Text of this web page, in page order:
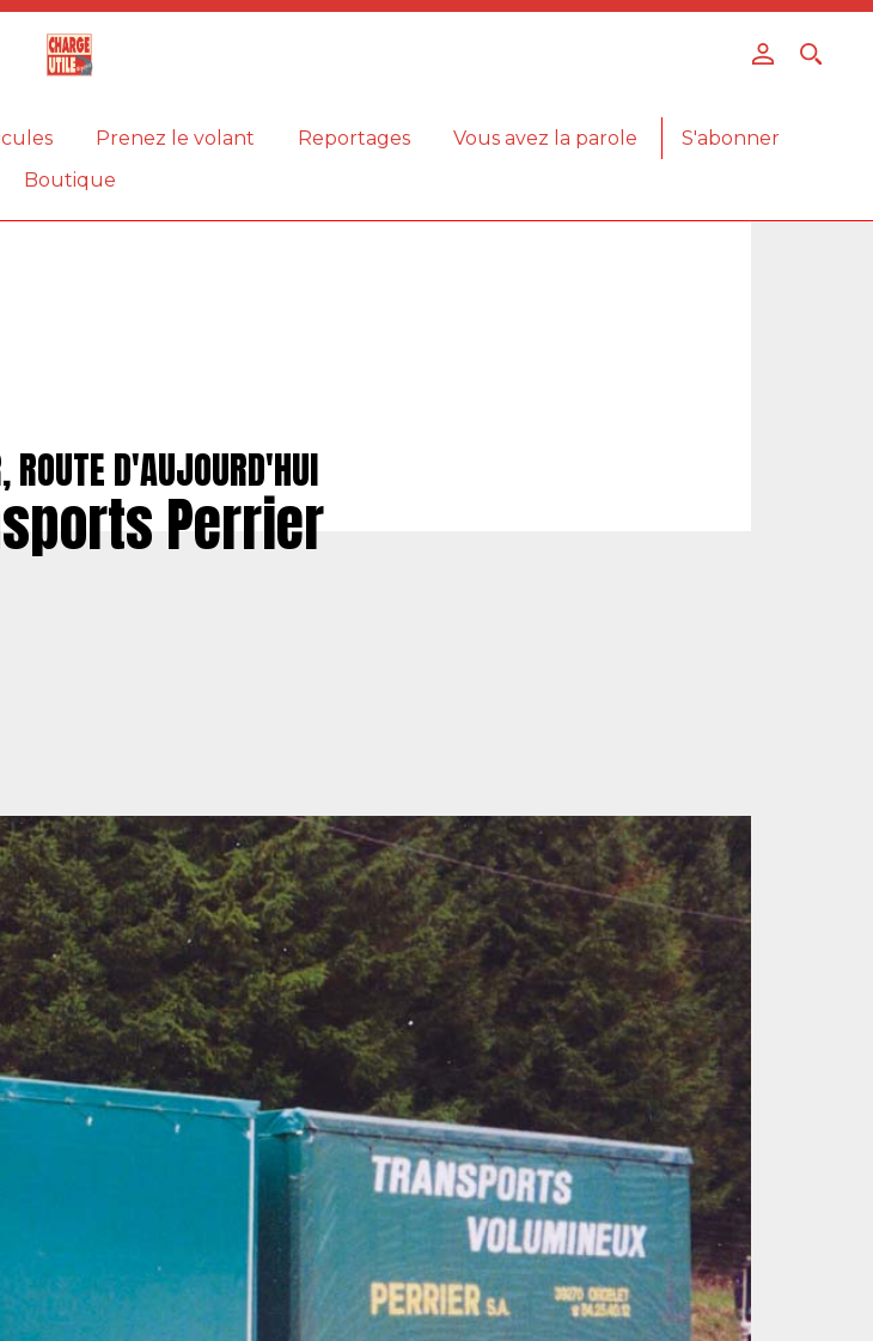
Prenez le volant Reportages Vous avez la parole
S'abonner
Boutique
ROUTE D'AUJOURD'HUI
Perrier